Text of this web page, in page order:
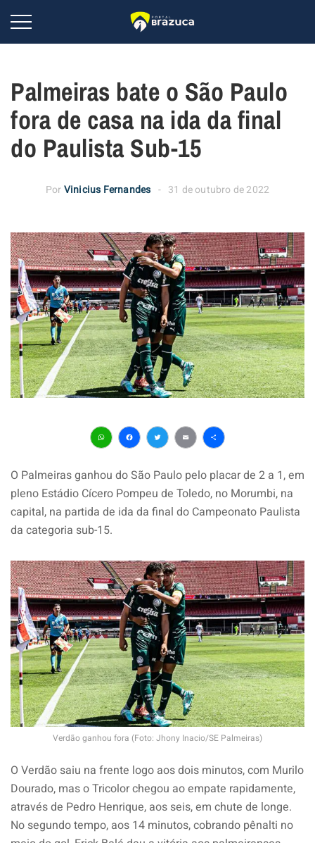
Palmeiras bate o São Paulo
fora de casa na ida da final
do Paulista Sub-15
PorVinicius Fernandes 31 de outubro de 2022
WhatsApp
Facebook
Twitter
EmailShare
O Palmeiras ganhou do São Paulo pelo placar de 2 a 1, em
pleno Estádio Cícero Pompeu de Toledo, no Morumbi, na
capital, na partida de ida da final do Campeonato Paulista
da categoria sub-15.
Verdão ganhou fora (Foto: Jhony Inacio/SE Palmeiras)
O Verdão saiu na frente logo aos dois minutos, com Murilo
Dourado, mas o Tricolor chegou ao empate rapidamente,
através de Pedro Henrique, aos seis, em chute de longe.
No segundo tempo, aos 14 minutos, cobrando pênalti no